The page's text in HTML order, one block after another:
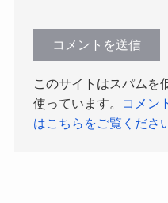
このサイトはスパムを
使っています。
コメン
はこちらをご覧くださ